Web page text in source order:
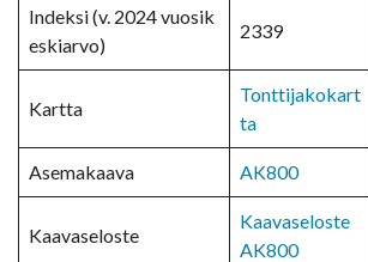
Indeksi (v. 2024 vuosik
eskiarvo)
2339
Kartta
Tonttijakokart
ta
Asemakaava AK800
Kaavaseloste
Kaavaseloste
AK800